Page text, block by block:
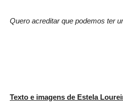
Quero acreditar que podemos ter
Texto e imagens de Estela